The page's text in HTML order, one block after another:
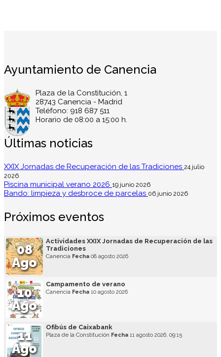
Ayuntamiento de Canencia
Plaza de la Constitución, 1
28743 Canencia - Madrid
Teléfono: 918 687 511
Horario de 08:00 a 15:00 h.
Últimas noticias
XXIX Jornadas de Recuperación de las Tradiciones 24 julio
2026
Piscina municipal verano 2026 19 junio 2026
Bando: limpieza y desbroce de parcelas 06 junio 2026
Próximos eventos
08
Ago
Actividades XXIX Jornadas de Recuperación de las
Tradiciones
Canencia Fecha 08 agosto 2026
10
Ago
Campamento de verano
Canencia Fecha 10 agosto 2026
11
Ago
Ofibús de Caixabank
Plaza de la Constitución Fecha 11 agosto 2026, 09:15